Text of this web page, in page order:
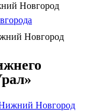
Новгород
Новгород
Новгород